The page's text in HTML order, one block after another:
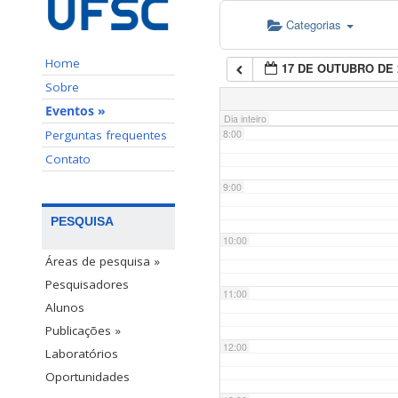
Home
Sobre
Eventos »
Perguntas frequentes
Contato
PESQUISA
Áreas de pesquisa »
Pesquisadores
Alunos
Publicações »
Laboratórios
Oportunidades
Categorias
17 DE OUTUBRO DE
Dia inteiro
7:00
8:00
9:00
10:00
11:00
12:00